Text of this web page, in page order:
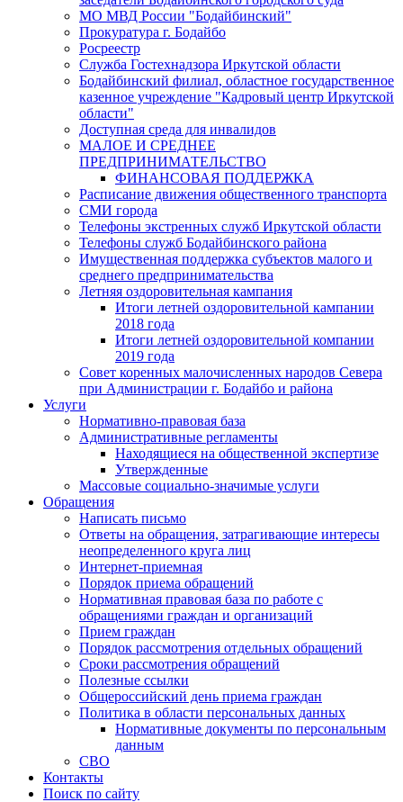
МО МВД России "Бодайбинский"
Прокуратура г. Бодайбо
Росреестр
Служба Гостехнадзора Иркутской области
Бодайбинский филиал, областное государственное
казенное учреждение "Кадровый центр Иркутской
области"
Доступная среда для инвалидов
МАЛОЕ И СРЕДНЕЕ
ПРЕДПРИНИМАТЕЛЬСТВО
ФИНАНСОВАЯ ПОДДЕРЖКА
Расписание движения общественного транспорта
СМИ города
Телефоны экстренных служб Иркутской области
Телефоны служб Бодайбинского района
Имущественная поддержка субъектов малого и
среднего предпринимательства
Летняя оздоровительная кампания
Итоги летней оздоровительной кампании
2018 года
Итоги летней оздоровительной компании
2019 года
Совет коренных малочисленных народов Севера
при Администрации г. Бодайбо и района
Услуги
Нормативно-правовая база
Административные регламенты
Находящиеся на общественной экспертизе
Утвержденные
Массовые социально-значимые услуги
Обращения
Написать письмо
Ответы на обращения, затрагивающие интересы
неопределенного круга лиц
Интернет-приемная
Порядок приема обращений
Нормативная правовая база по работе с
обращениями граждан и организаций
Прием граждан
Порядок рассмотрения отдельных обращений
Сроки рассмотрения обращений
Полезные ссылки
Общероссийский день приема граждан
Политика в области персональных данных
Нормативные документы по персональным
данным
СВО
Контакты
Поиск по сайту